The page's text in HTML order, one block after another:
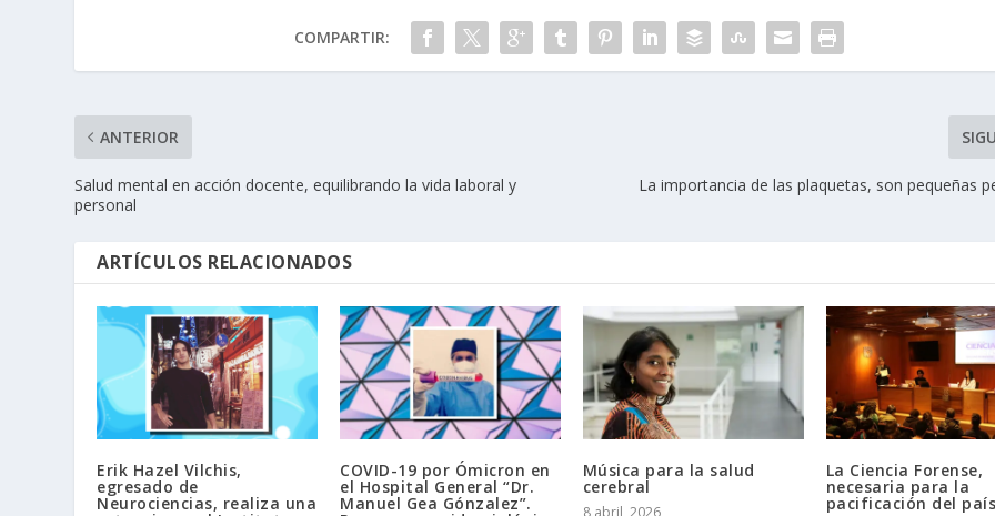
COMPARTIR:
ANTERIOR
Salud mental en acción docente, equilibrando la vida laboral y
personal
La importancia de las plaquetas, son pequeñas
ARTÍCULOS RELACIONADOS
Erik Hazel Vilchis,
egresado de
Neurociencias, realiza una
COVID-19 por Ómicron en
el Hospital General “Dr.
Manuel Gea Gónzalez”.
Música para la salud
cerebral
8 abril, 2026
La Ciencia Forense,
necesaria para la
pacificación del